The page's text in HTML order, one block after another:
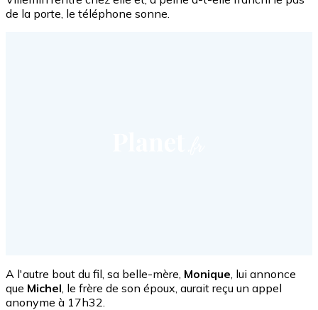
de la porte, le téléphone sonne.
A l'autre bout du fil, sa belle-mère, Monique , lui annonce
que Michel , le frère de son époux, aurait reçu un appel
anonyme à 17h32.